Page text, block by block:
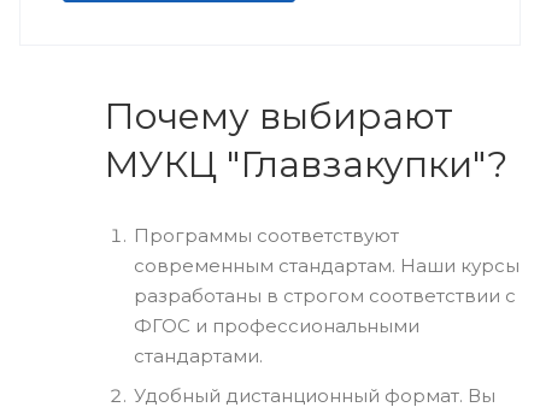
Почему выбирают
МУКЦ "Главзакупки"?
Программы соответствуют
современным стандартам. Наши курсы
разработаны в строгом соответствии с
ФГОС и профессиональными
стандартами.
Удобный дистанционный формат. Вы